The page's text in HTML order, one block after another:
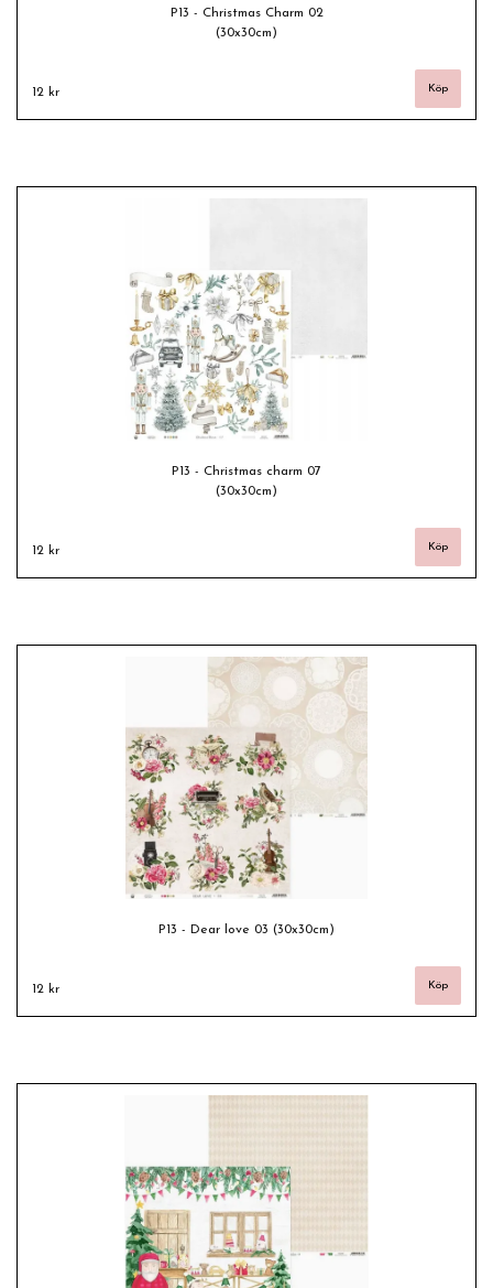
P13 - Christmas Charm 02
(30x30cm)
12 kr
P13 - Christmas charm 07
(30x30cm)
12 kr
P13 - Dear love 03 (30x30cm)
12 kr